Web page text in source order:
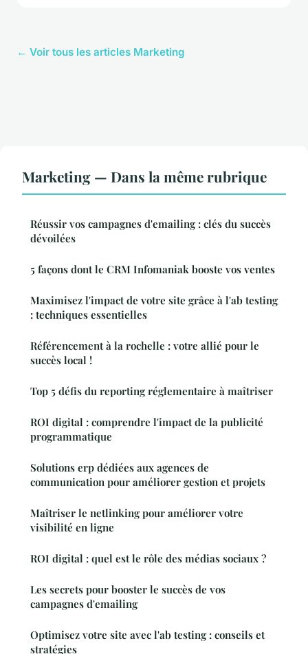
← Voir tous les articles Marketing
Marketing — Dans la même rubrique
Réussir vos campagnes d'emailing : clés du succès
dévoilées
5 façons dont le CRM Infomaniak booste vos ventes
Maximisez l'impact de votre site grâce à l'ab testing
: techniques essentielles
Référencement à la rochelle : votre allié pour le
succès local !
Top 5 défis du reporting réglementaire à maîtriser
ROI digital : comprendre l'impact de la publicité
programmatique
Solutions erp dédiées aux agences de
communication pour améliorer gestion et projets
Maîtriser le netlinking pour améliorer votre
visibilité en ligne
ROI digital : quel est le rôle des médias sociaux ?
Les secrets pour booster le succès de vos
campagnes d'emailing
Optimisez votre site avec l'ab testing : conseils et
stratégies